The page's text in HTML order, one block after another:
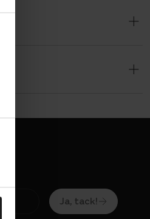
Ja, tack!